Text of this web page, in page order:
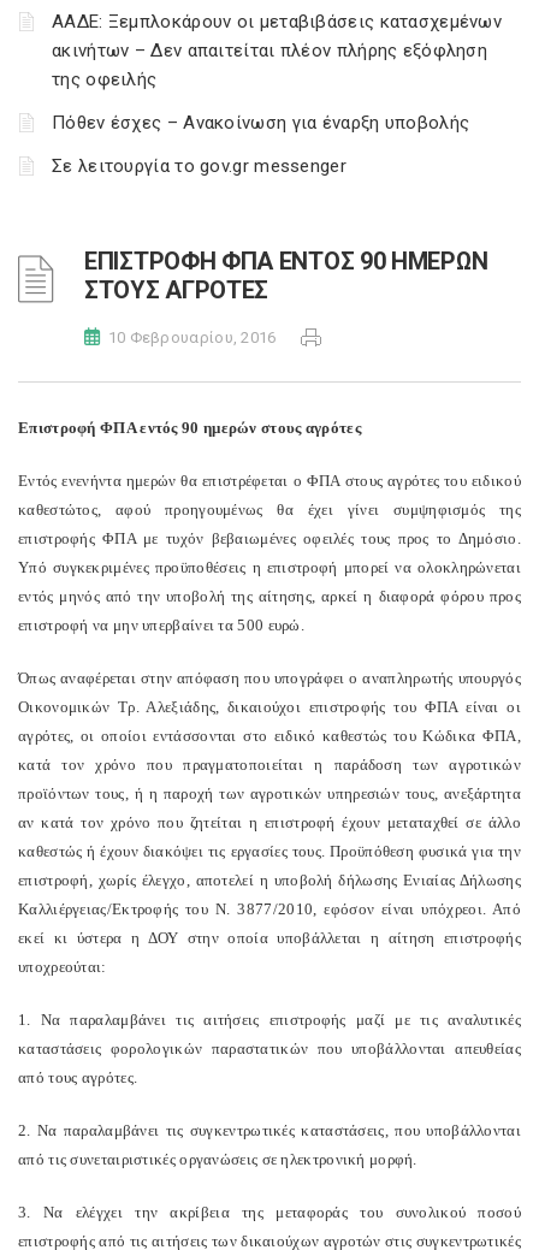
ΑΑΔΕ: Ξεμπλοκάρουν οι μεταβιβάσεις κατασχεμένων
ακινήτων – Δεν απαιτείται πλέον πλήρης εξόφληση
της οφειλής
Πόθεν έσχες – Ανακοίνωση για έναρξη υποβολής
Σε λειτουργία το gov.gr messenger
ΕΠΙΣΤΡΟΦΗ ΦΠΑ ΕΝΤΟΣ 90 ΗΜΕΡΩΝ
ΣΤΟΥΣ ΑΓΡΟΤΕΣ
10 Φεβρουαρίου, 2016
Επιστροφή ΦΠΑ εντός 90 ημερών στους αγρότες
Εντός ενενήντα ημερών θα επιστρέφεται ο ΦΠΑ στους αγρότες του ειδικού
καθεστώτος, αφού προηγουμένως θα έχει γίνει συμψηφισμός της
επιστροφής ΦΠΑ με τυχόν βεβαιωμένες οφειλές τους προς το Δημόσιο.
Υπό συγκεκριμένες προϋποθέσεις η επιστροφή μπορεί να ολοκληρώνεται
εντός μηνός από την υποβολή της αίτησης, αρκεί η διαφορά φόρου προς
επιστροφή να μην υπερβαίνει τα 500 ευρώ.
Όπως αναφέρεται στην απόφαση που υπογράφει ο αναπληρωτής υπουργός
Οικονομικών Τρ. Αλεξιάδης, δικαιούχοι επιστροφής του ΦΠΑ είναι οι
αγρότες, οι οποίοι εντάσσονται στο ειδικό καθεστώς του Κώδικα ΦΠΑ,
κατά τον χρόνο που πραγματοποιείται η παράδοση των αγροτικών
προϊόντων τους, ή η παροχή των αγροτικών υπηρεσιών τους, ανεξάρτητα
αν κατά τον χρόνο που ζητείται η επιστροφή έχουν μεταταχθεί σε άλλο
καθεστώς ή έχουν διακόψει τις εργασίες τους. Προϋπόθεση φυσικά για την
επιστροφή, χωρίς έλεγχο, αποτελεί η υποβολή δήλωσης Ενιαίας Δήλωσης
Καλλιέργειας/Εκτροφής του Ν. 3877/2010, εφόσον είναι υπόχρεοι. Από
εκεί κι ύστερα η ΔΟΥ στην οποία υποβάλλεται η αίτηση επιστροφής
υποχρεούται:
1. Να παραλαμβάνει τις αιτήσεις επιστροφής μαζί με τις αναλυτικές
καταστάσεις φορολογικών παραστατικών που υποβάλλονται απευθείας
από τους αγρότες.
2. Να παραλαμβάνει τις συγκεντρωτικές καταστάσεις, που υποβάλλονται
από τις συνεταιριστικές οργανώσεις σε ηλεκτρονική μορφή.
3. Να ελέγχει την ακρίβεια της μεταφοράς του συνολικού ποσού
επιστροφής από τις αιτήσεις των δικαιούχων αγροτών στις συγκεντρωτικές